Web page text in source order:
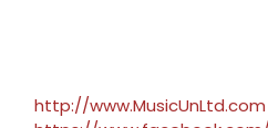
http://www.MusicUnLtd.com